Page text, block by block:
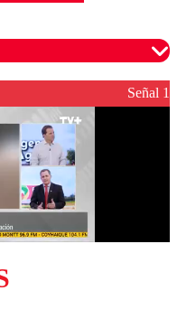
para garantizar un
Señal 1